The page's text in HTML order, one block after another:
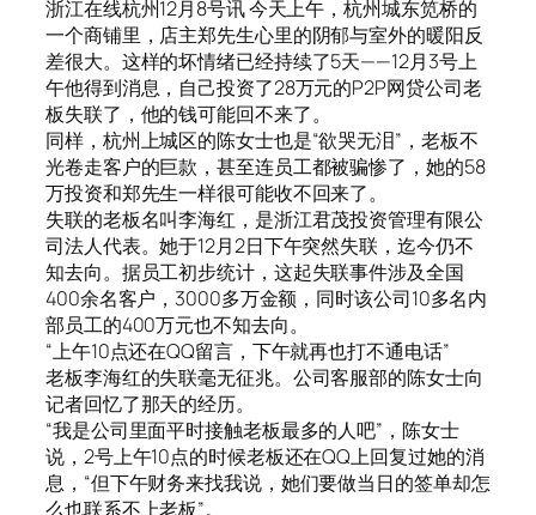
浙江在线杭州12月8号讯 今天上午，杭州城东笕桥的
一个商铺里，店主郑先生心里的阴郁与室外的暖阳反
差很大。这样的坏情绪已经持续了5天——12月3号上
午他得到消息，自己投资了28万元的P2P网贷公司老
板失联了，他的钱可能回不来了。
同样，杭州上城区的陈女士也是“欲哭无泪”，老板不
光卷走客户的巨款，甚至连员工都被骗惨了，她的58
万投资和郑先生一样很可能收不回来了。
失联的老板名叫李海红，是浙江君茂投资管理有限公
司法人代表。她于12月2日下午突然失联，迄今仍不
知去向。据员工初步统计，这起失联事件涉及全国
400余名客户，3000多万金额，同时该公司10多名内
部员工的400万元也不知去向。
“上午10点还在QQ留言，下午就再也打不通电话”
老板李海红的失联毫无征兆。公司客服部的陈女士向
记者回忆了那天的经历。
“我是公司里面平时接触老板最多的人吧”，陈女士
说，2号上午10点的时候老板还在QQ上回复过她的消
息，“但下午财务来找我说，她们要做当日的签单却怎
么也联系不上老板”。